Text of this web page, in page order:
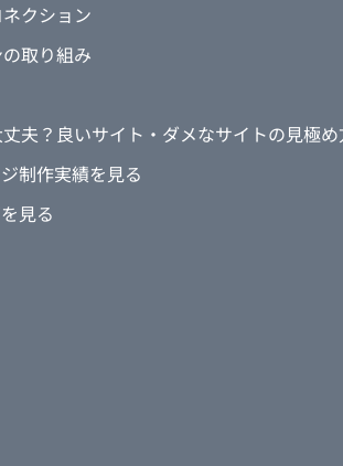
クション
取り組み
夫？良いサイト・ダメなサイトの見極め
制作実績を見る
見る